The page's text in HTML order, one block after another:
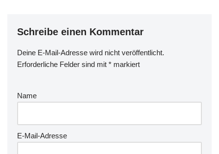
Schreibe einen Kommentar
Deine E-Mail-Adresse wird nicht veröffentlicht.
Erforderliche Felder sind mit * markiert
Name
E-Mail-Adresse